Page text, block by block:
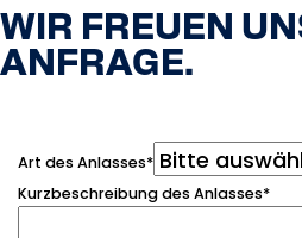
WIR FREUEN
ANFRAGE.
Art des Anlasses*
Kurzbeschreibung des Anlasses*